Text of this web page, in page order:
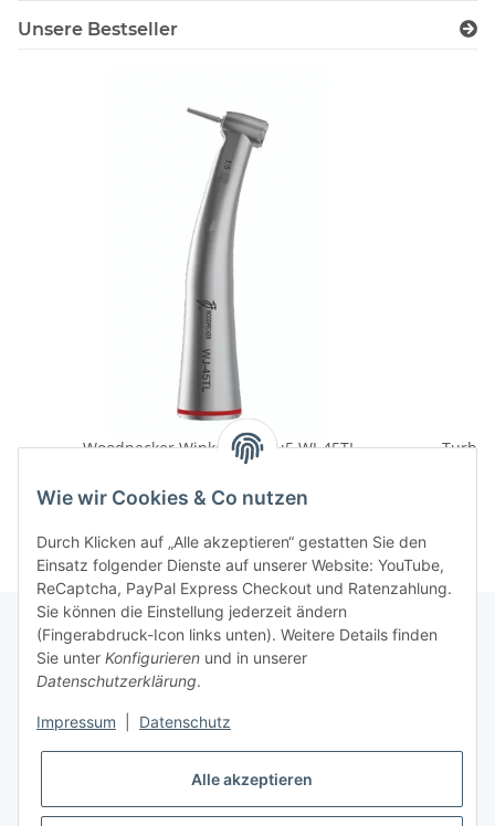
Unsere Bestseller
Woodpecker Winkelstück 1:5 WJ-45TL
Rechtliche Hinweise
Produktinformationen
Wie wir Cookies & Co nutzen
Durch Klicken auf „Alle akzeptieren“ gestatten Sie den
Einsatz folgender Dienste auf unserer Website: YouTube,
ReCaptcha, PayPal Express Checkout und Ratenzahlung.
Sie können die Einstellung jederzeit ändern
(Fingerabdruck-Icon links unten). Weitere Details finden
Sie unter Konfigurieren und in unserer
Datenschutzerklärung.
Impressum Datenschutz
Alle akzeptieren